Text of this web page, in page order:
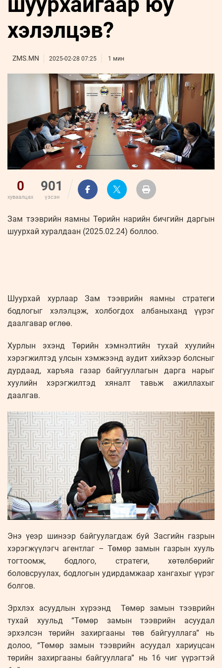
Бизнес
Leaderships
forum
ФОТО
УРЛАГ
ҮНДЭСНИЙ
МЭДЭЭЛЛИЙН
хэлэлцэв?
ZMS.MN 2025-02-28 07:25 1 мин
0
хуваалцах
901
үзсэн
Зам тээврийн яамны Төрийн нарийн бичгийн даргын
шуурхай хуралдаан (2025.02.24) боллоо.
Шуурхай хурлаар Зам тээврийн яамны стратеги
бодлогыг хэлэлцэж, холбогдох албаныханд үүрэг
даалгавар өглөө.
Хурлын эхэнд Төрийн хэмнэлтийн тухай хуулийн
хэрэгжилтэд улсын хэмжээнд аудит хийхээр болсныг
дурдаад, харъяа газар байгууллагын дарга нарыг
хуулийн хэрэгжилтэд хяналт тавьж ажиллахыг
даалгав.
Энэ үеэр шинээр байгуулагдаж буй Засгийн газрын
хэрэгжүүлэгч агентлаг – Төмөр замын газрын хууль
тогтоомж, бодлого, стратеги, хөтөлбөрийг
боловсруулах, бодлогын удирдамжаар хангахыг үүрэг
болгов.
Эрхлэх асуудлын хүрээнд Төмөр замын тээврийн
тухай хуульд “Төмөр замын тээврийн асуудал
эрхэлсэн төрийн захиргааны төв байгууллага” нь
долоо, “Төмөр замын тээврийн асуудал хариуцсан
төрийн захиргааны байгууллага” нь 16 чиг үүрэгтэй